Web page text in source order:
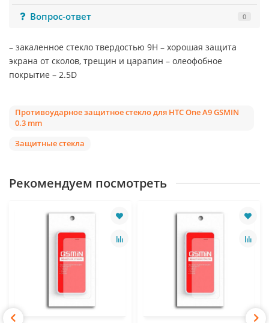
Вопрос-ответ
0
– закаленное стекло твердостью 9Н – хорошая защита
экрана от сколов, трещин и царапин – олеофобное
покрытие – 2.5D
Противоударное защитное стекло для HTC One A9 GSMIN
0.3 mm
Защитные стекла
Рекомендуем посмотреть